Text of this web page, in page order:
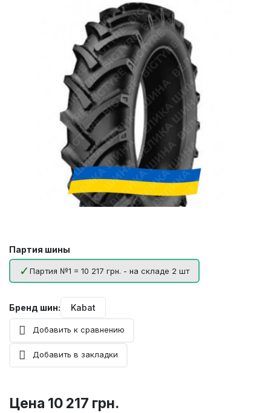
Партия шины
Партия №1 = 10 217 грн. - на складе 2 шт
Бренд шин: Kabat
Добавить к сравнению
Добавить в закладки
Цена 10 217 грн.